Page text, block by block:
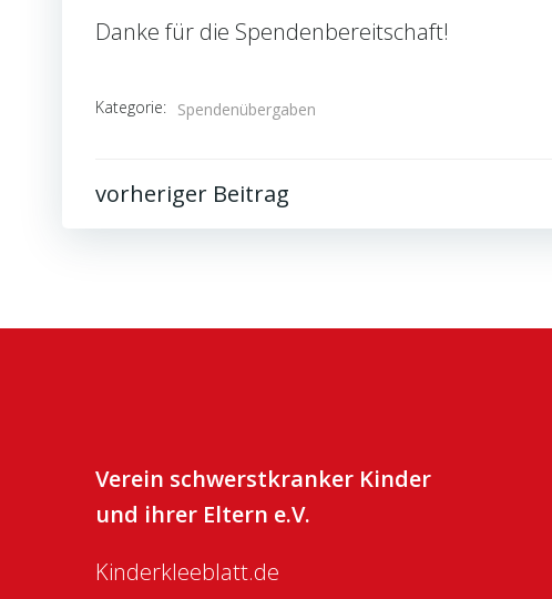
Danke für die Spendenbereitschaft!
Kategorie: Spendenübergaben
Post
vorheriger Beitrag
Verein schwerstkranker Kinder
und ihrer Eltern e.V.
Kinderkleeblatt.de